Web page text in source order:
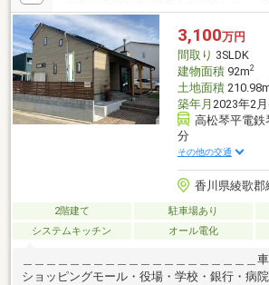
3,100万円
間取り 3SLDK
建物面積92m2
土地面積
築年月 2023年2
高松琴平電鉄
分
その他の交通
香川県綾歌郡
2階建て 駐車場あり
システムキッチン
オール電化
＿＿＿＿＿＿＿＿＿＿＿＿＿＿＿＿＿＿＿＿
ショッピングモール・役場・学校・銀行・病院